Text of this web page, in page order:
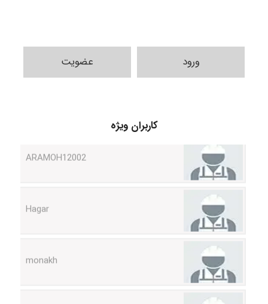
ورود عضویت
کاربران ویژه
Shamim.khojasteh74